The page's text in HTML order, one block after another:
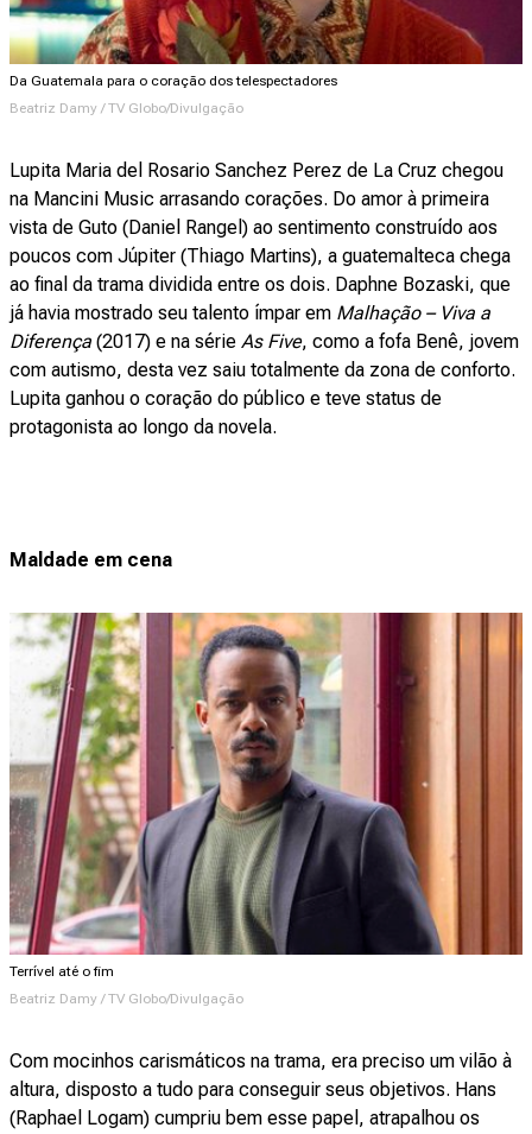
Da Guatemala para o coração dos telespectadores
Beatriz Damy / TV Globo/Divulgação
Lupita Maria del Rosario Sanchez Perez de La Cruz chegou
na Mancini Music arrasando corações. Do amor à primeira
vista de Guto (Daniel Rangel) ao sentimento construído aos
poucos com Júpiter (Thiago Martins), a guatemalteca chega
ao final da trama dividida entre os dois. Daphne Bozaski, que
já havia mostrado seu talento ímpar em Malhação – Viva a
Diferença (2017) e na série As Five, como a fofa Benê, jovem
com autismo, desta vez saiu totalmente da zona de conforto.
Lupita ganhou o coração do público e teve status de
protagonista ao longo da novela.
Maldade em cena
Terrível até o fim
Beatriz Damy / TV Globo/Divulgação
Com mocinhos carismáticos na trama, era preciso um vilão à
altura, disposto a tudo para conseguir seus objetivos. Hans
(Raphael Logam) cumpriu bem esse papel, atrapalhou os